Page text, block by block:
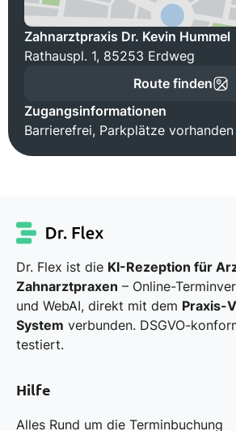
Zahnarztpraxis Dr. Kevin Hummel
Rathauspl. 1, 85253 Erdweg
Route finden
Zugangsinformationen
Barrierefrei, Parkplätze vorhanden
Dr. Flex ist die KI-Rezeption für
Zahnarztpraxen – Online-
und WebAI, direkt mit dem Praxis-
System verbunden. DSGVO-
testiert.
Hilfe
Alles Rund um die Terminbuchung